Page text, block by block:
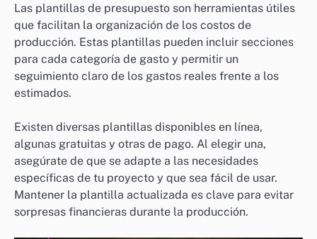
Las plantillas de presupuesto son herramientas útiles
que facilitan la organización de los costos de
producción. Estas plantillas pueden incluir secciones
para cada categoría de gasto y permitir un
seguimiento claro de los gastos reales frente a los
estimados.
Existen diversas plantillas disponibles en línea,
algunas gratuitas y otras de pago. Al elegir una,
asegúrate de que se adapte a las necesidades
específicas de tu proyecto y que sea fácil de usar.
Mantener la plantilla actualizada es clave para evitar
sorpresas financieras durante la producción.